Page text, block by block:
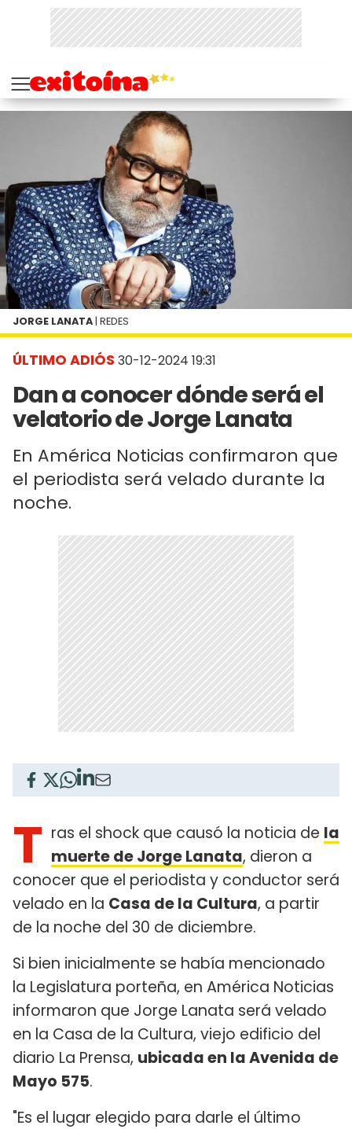
ÚLTIMO ADIÓS 30-12-2024 19:31
Dan a conocer dónde será el
velatorio de Jorge Lanata
En América Noticias confirmaron que
el periodista será velado durante la
noche.
JORGE LANATA | REDES
T ras el shock que causó la noticia de la
muerte de Jorge Lanata, dieron a
conocer que el periodista y conductor será
velado en la Casa de la Cultura, a partir
de la noche del 30 de diciembre.
Si bien inicialmente se había mencionado
la Legislatura porteña, en América Noticias
informaron que Jorge Lanata será velado
en la Casa de la Cultura, viejo edificio del
diario La Prensa, ubicada en la Avenida de
Mayo 575.
"Es el lugar elegido para darle el último